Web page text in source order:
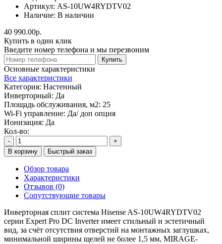
Артикул: AS-10UW4RYDTV02
Наличие: В наличии
40 990.00р.
Купить в один клик
Введите номер телефона и мы перезвоним
Купить
Основные характеристики
Все характеристики
Категория: Настенный
Инверторный: Да
Площадь обслуживания, м2: 25
Wi-Fi управление: Да/ доп опция
Ионизация: Да
Кол-во:
-
+
В корзину
Быстрый заказ
Обзор товара
Характеристики
Отзывов (0)
Сопутствующие товары
Инверторная сплит система Hisense AS-10UW4RYDTV02
серии Expert Pro DC Inverter имеет стильный и эстетичный
вид, за счёт отсутствия отверстий на монтажных заглушках,
минимальной ширины щелей не более 1,5 мм, MIRAGE-